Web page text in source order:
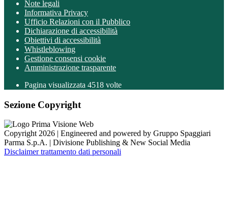
Note legali
Informativa Privacy
Ufficio Relazioni con il Pubblico
Dichiarazione di accessibilità
Obiettivi di accessibilità
Whistleblowing
Gestione consensi cookie
Amministrazione trasparente
Pagina visualizzata 4518 volte
Sezione Copyright
Copyright 2026 | Engineered and powered by Gruppo Spaggiari
Parma S.p.A. | Divisione Publishing & New Social Media
Disclaimer trattamento dati personali